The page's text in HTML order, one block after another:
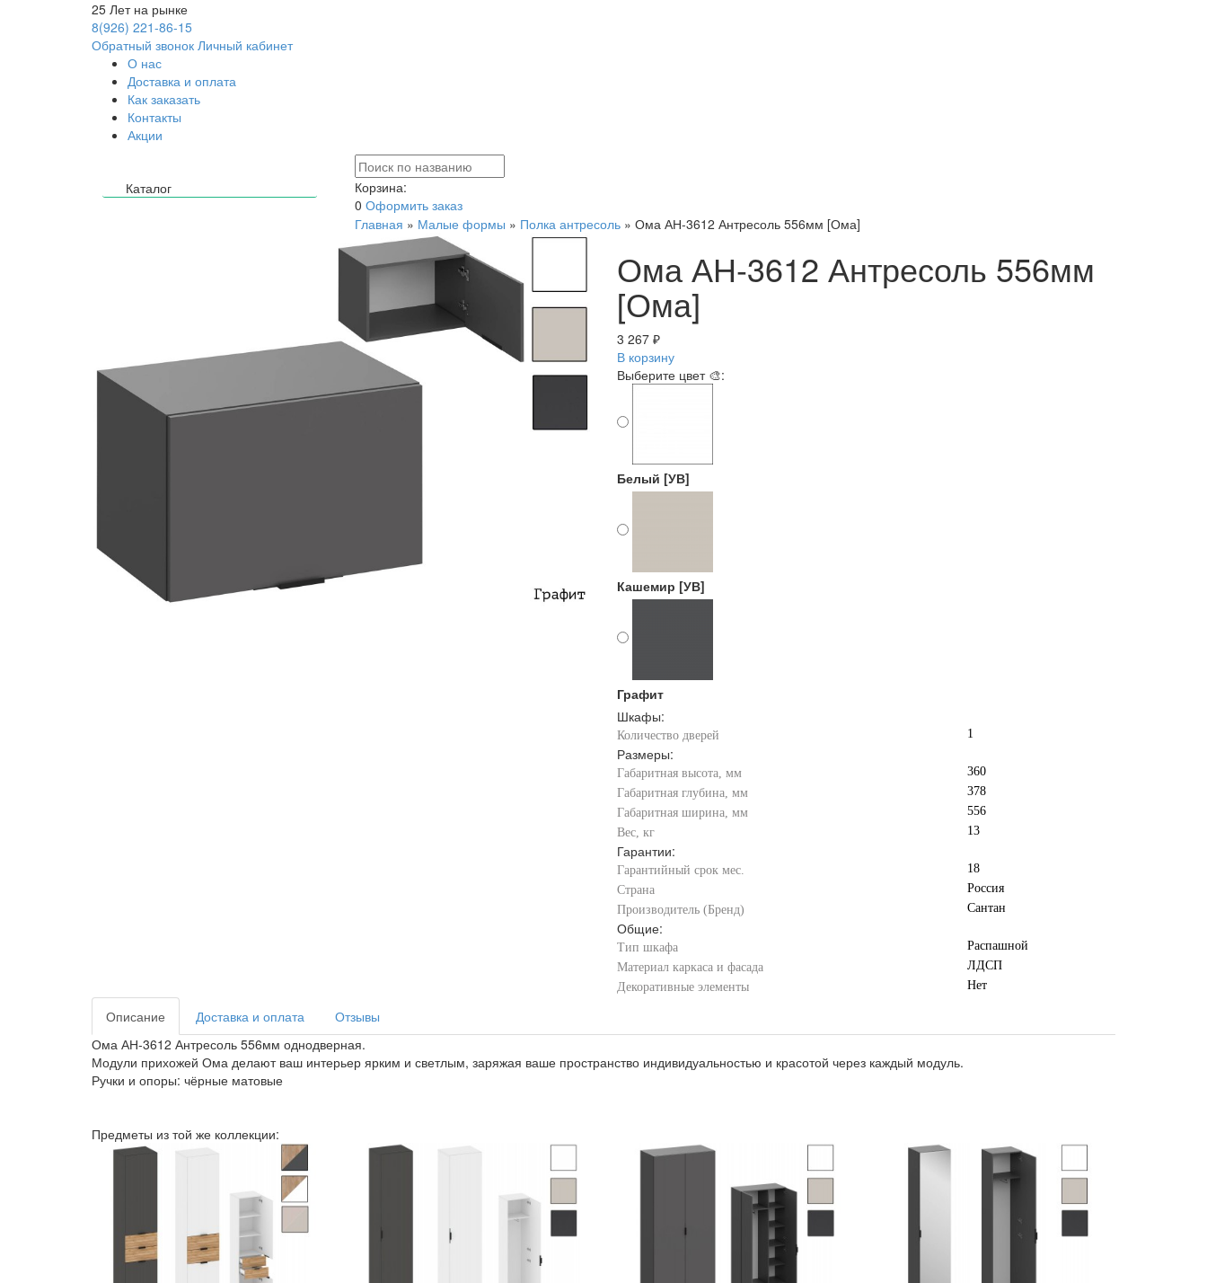
25 Лет на рынке
8(926) 221-86-15
Обратный звонок Личный кабинет
О нас
Доставка и оплата
Как заказать
Контакты
Акции
Каталог
Корзина:
0 Оформить заказ
Главная » Малые формы » Полка антресоль » Ома АН-3612 Антресоль 556мм [Ома]
Ома АН-3612 Антресоль 556мм
[Ома]
3 267 ₽
В корзину
Выберите цвет 🎨:
Белый [УВ]
Кашемир [УВ]
Графит
Шкафы:
Количество дверей 1
Размеры:
Габаритная высота, мм
360
Габаритная глубина, мм
378
Габаритная ширина, мм
556
Вес, кг
13
Гарантии:
Гарантийный срок мес.
18
Страна
Россия
Производитель (Бренд)
Сантан
Общие:
Тип шкафа
Распашной
Материал каркаса и фасада
ЛДСП
Декоративные элементы
Нет
Описание Доставка и оплата
Отзывы
Ома АН-3612 Антресоль 556мм однодверная.
Модули прихожей Ома делают ваш интерьер ярким и светлым, заряжая ваше пространство индивидуальностью и красотой через каждый модуль.
Ручки и опоры: чёрные матовые
Предметы из той же коллекции: